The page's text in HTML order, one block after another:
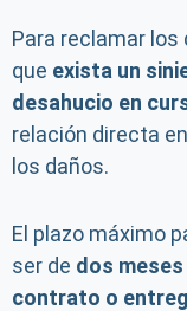
Para reclamar
que exista un
desahucio en
relación directa
los daños.
El plazo máximo
ser de dos
contrato o